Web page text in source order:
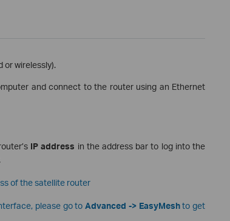
or wirelessly).
and connect to the router using an Ethernet
IP address in the address bar to log into the
of the satellite router
please go toAdvanced -> EasyMeshto get